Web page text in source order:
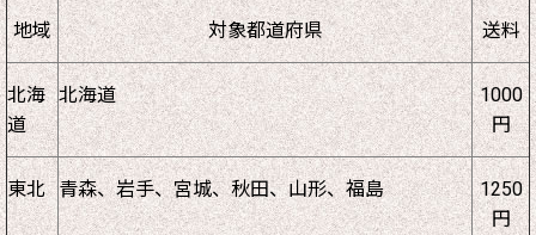
地域 対象都道府県 送料
北海
道
北海道
1000
円
東北 青森、岩手、宮城、秋田、山形、福島
1250
円